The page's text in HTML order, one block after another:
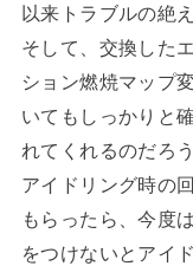
以来トラブルの絶
そして、交換した
ション燃焼マップ
いてもしっかりと
れてくれるのだろ
アイドリング時の
もらったら、今度
をつけないとアイ